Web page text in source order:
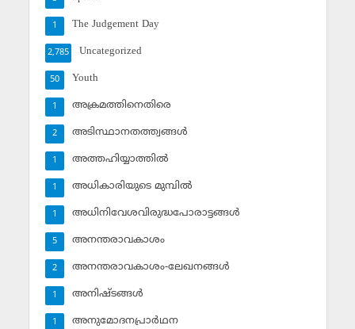
The Judgement Day
1
Uncategorized
2,785
Youth
50
അക്രമത്തിനെതിരെ
1
അടിസ്ഥാനതത്ത്വങ്ങള്‍
2
അത്തഹിയ്യാത്തില്‍
1
അധികാരിയുടെ മുമ്പില്‍
1
അധിനിവേശവിരുദ്ധപോരാട്ടങ്ങള്‍
1
അനന്തരാവകാശം
5
അനന്തരാവകാശം-ലേഖനങ്ങള്‍
2
അനിഷ്ടങ്ങള്‍
1
അനുമോദനപ്രാര്‍ഥന
1